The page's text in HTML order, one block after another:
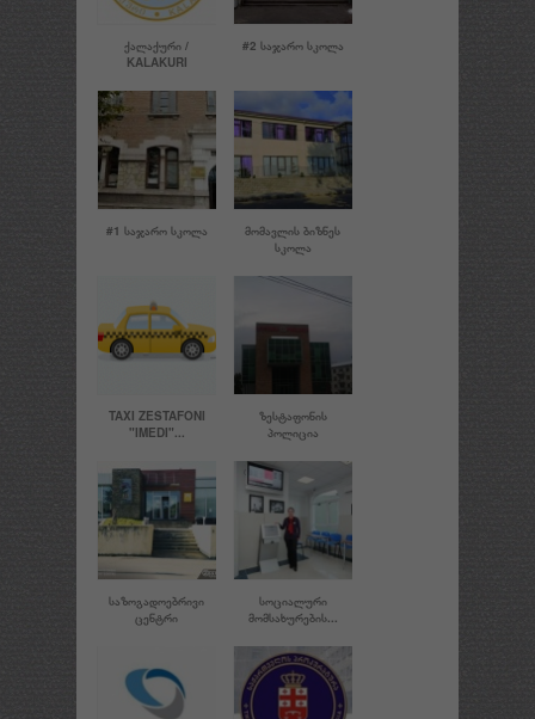
ᲥᲐᲚᲐᲥᲣᲠᲘ /
KALAKURI
#2 ᲡᲐᲯᲐᲠᲝ ᲡᲙᲝᲚᲐ
#1 ᲡᲐᲯᲐᲠᲝ ᲡᲙᲝᲚᲐ
ᲛᲝᲛᲐᲕᲚᲘᲡ ᲑᲘᲖᲜᲔᲡ
ᲡᲙᲝᲚᲐ
TAXI ZESTAFONI
"IMEDI"...
ᲖᲔᲡᲢᲐᲤᲝᲜᲘᲡ
ᲞᲝᲚᲘᲪᲘᲐ
ᲡᲐᲖᲝᲒᲐᲓᲝᲔᲑᲠᲘᲕᲘ
ᲪᲔᲜᲢᲠᲘ
ᲡᲝᲪᲘᲐᲚᲣᲠᲘ
ᲛᲝᲛᲡᲐᲮᲣᲠᲔᲑᲘᲡ...